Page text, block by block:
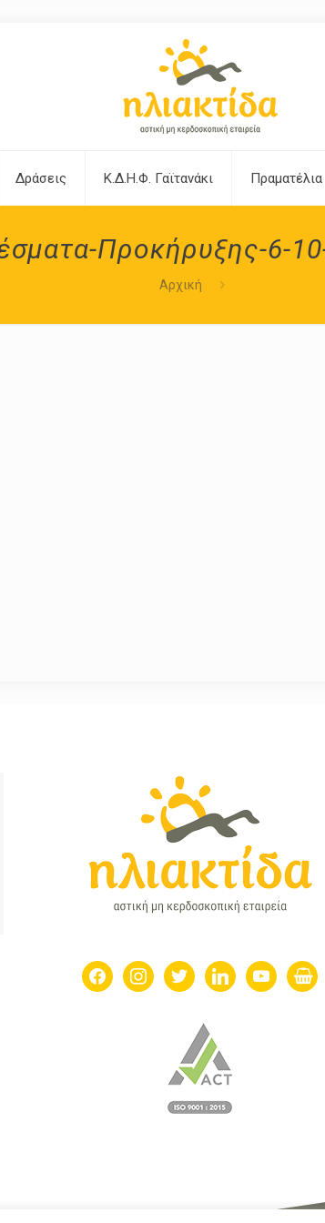
Δράσεις Κ.Δ.Η.Φ. Γαϊτανάκι Πραματέλια
Προκήρυξης-6-
Αρχική
facebookinstagram
twitter linkedinyoutube
basket